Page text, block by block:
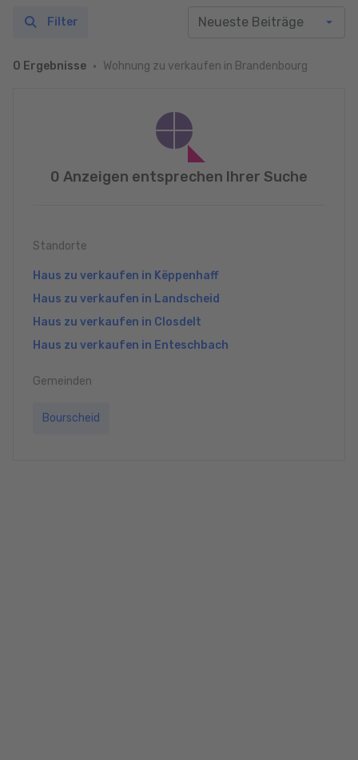
0 Ergebnisse Wohnung zu verkaufen in Brandenbourg
Filter
0 Anzeigen entsprechen Ihrer Suche
Standorte
Haus zu verkaufen in Këppenhaff
Haus zu verkaufen in Landscheid
Haus zu verkaufen in Closdelt
Haus zu verkaufen in Enteschbach
Gemeinden
Bourscheid